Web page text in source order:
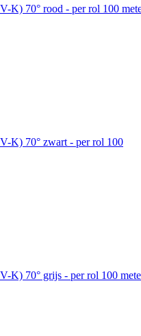
K) 70° rood - per rol 100
K) 70° zwart - per rol 100
K) 70° grijs - per rol 100